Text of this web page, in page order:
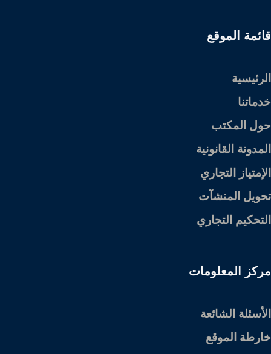
قائمة الموقع
الرئيسية
خدماتنا
حول المكتب
المدونة القانونية
الإمتياز التجاري
تحويل المنشآت
التحكيم التجاري
مركز المعلومات
الأسئلة الشائعة
خارطة الموقع